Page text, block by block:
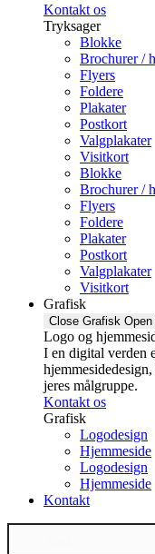
Kontakt os
Tryksager
Blokke
Brochurer /
Flyers
Foldere
Plakater
Postkort
Valgplakater
Visitkort
Blokke
Brochurer /
Flyers
Foldere
Plakater
Postkort
Valgplakater
Visitkort
Grafisk
Close Grafisk
Logo og
I en digital verden
jeres målgruppe.
Kontakt os
Grafisk
Logodesign
Hjemmeside
Logodesign
Hjemmeside
Kontakt
Products